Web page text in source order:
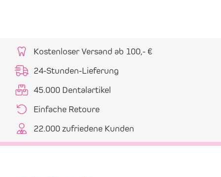
Kostenloser Versand ab 100,- €
24-Stunden-Lieferung
45.000 Dentalartikel
Einfache Retoure
22.000 zufriedene Kunden